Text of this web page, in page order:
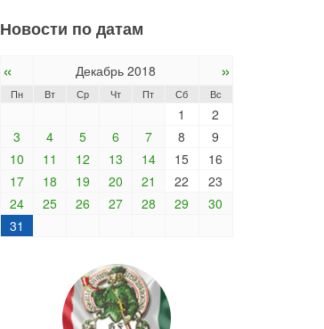
Новости по датам
« Декабрь 2018 »
Пн Вт Ср Чт Пт Сб Вс
1
2
3
4 5 6 7 8
9
10
11 12 13 14 15
16
17
18 19 20 21 22
23
24
25 26 27 28 29
30
31